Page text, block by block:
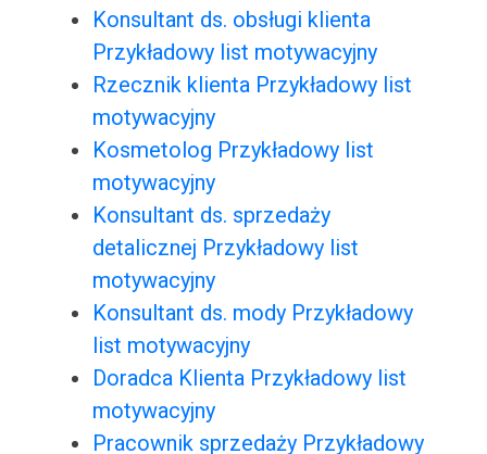
Konsultant ds. obsługi klienta
Przykładowy list motywacyjny
Rzecznik klienta Przykładowy list
motywacyjny
Kosmetolog Przykładowy list
motywacyjny
Konsultant ds. sprzedaży
detalicznej Przykładowy list
motywacyjny
Konsultant ds. mody Przykładowy
list motywacyjny
Doradca Klienta Przykładowy list
motywacyjny
Pracownik sprzedaży Przykładowy